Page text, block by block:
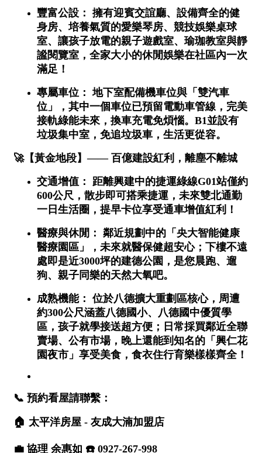
21樓以上
~ 樓
不拘
1房
4房 5房以上
不拘
5 年以下
5-10 年 10-20 年
20-30 年 30-40 年
40 年以上